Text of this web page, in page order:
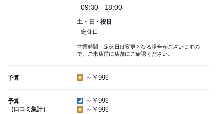
09:30 - 18:00
土・日・祝日
定休日
営業時間・定休日は変更となる場合がございますの
で、ご来店前に店舗にご確認ください。
予算 ～￥999
予算
（口コミ集計）
～￥999
～￥999